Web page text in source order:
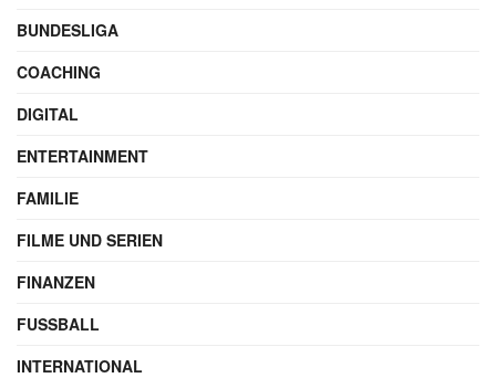
BUNDESLIGA
COACHING
DIGITAL
ENTERTAINMENT
FAMILIE
FILME UND SERIEN
FINANZEN
FUSSBALL
INTERNATIONAL